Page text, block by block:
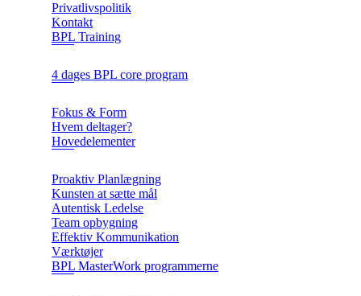
Privatlivspolitik
Kontakt
BPL Training
4 dages BPL core program
Fokus & Form
Hvem deltager?
Hovedelementer
Proaktiv Planlægning
Kunsten at sætte mål
Autentisk Ledelse
Team opbygning
Effektiv Kommunikation
Værktøjer
BPL MasterWork programmerne